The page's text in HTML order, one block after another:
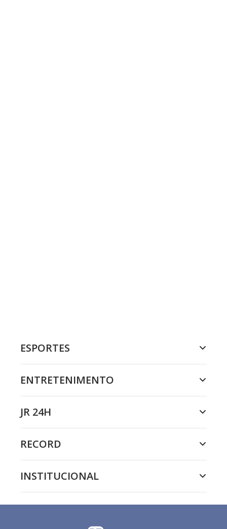
ESPORTES
ENTRETENIMENTO
JR 24H
RECORD
INSTITUCIONAL